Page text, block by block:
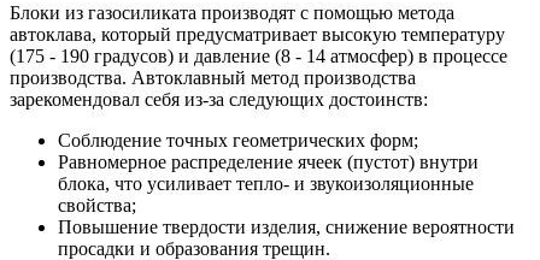
Блоки из газосиликата производят с помощью метода
автоклава, который предусматривает высокую температуру
(175 - 190 градусов) и давление (8 - 14 атмосфер) в процессе
производства. Автоклавный метод производства
зарекомендовал себя из-за следующих достоинств:
Соблюдение точных геометрических форм;
Равномерное распределение ячеек (пустот) внутри
блока, что усиливает тепло- и звукоизоляционные
свойства;
Повышение твердости изделия, снижение вероятности
просадки и образования трещин.